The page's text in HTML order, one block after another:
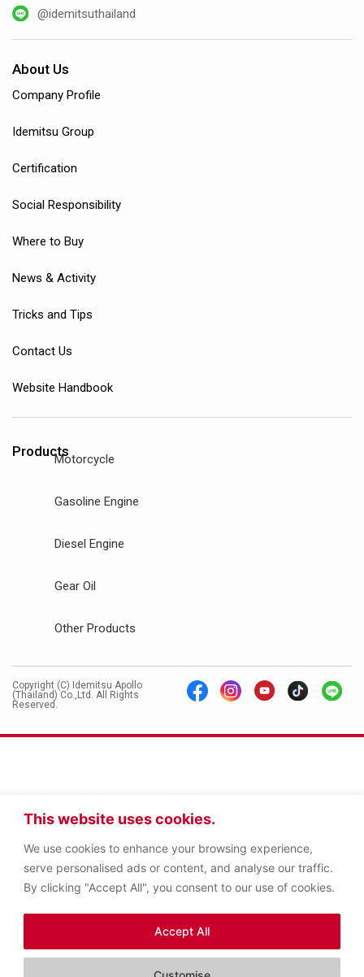
This website uses cookies.
We use cookies to enhance your browsing experience,
serve personalised ads or content, and analyse our traffic.
By clicking "Accept All", you consent to our use of cookies.
Accept All
@idemitsuthailand
About Us
Company Profile
Idemitsu Group
Certification
Social Responsibility
Where to Buy
News & Activity
Tricks and Tips
Contact Us
Website Handbook
ProductsMotorcycle
Gasoline Engine
Diesel Engine
Gear Oil
Other Products
Copyright (C) Idemitsu Apollo
(Thailand) Co.,Ltd. All Rights
Reserved.